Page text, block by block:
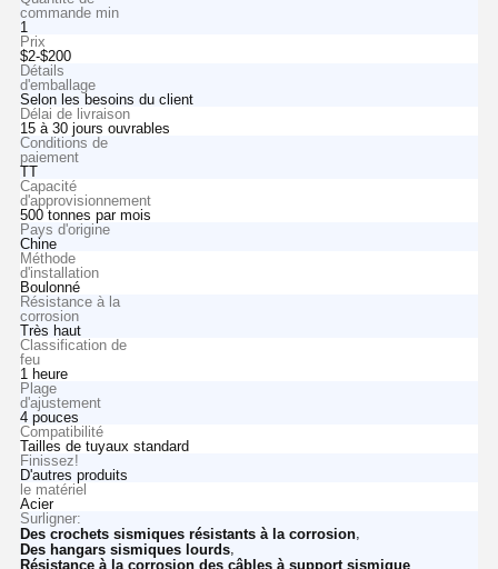
commande min
1
Prix
$2-$200
Détails
d'emballage
Selon les besoins du client
Délai de livraison
15 à 30 jours ouvrables
Conditions de
paiement
TT
Capacité
d'approvisionnement
500 tonnes par mois
Pays d'origine
Chine
Méthode
d'installation
Boulonné
Résistance à la
corrosion
Très haut
Classification de
feu
1 heure
Plage
d'ajustement
4 pouces
Compatibilité
Tailles de tuyaux standard
Finissez!
D'autres produits
le matériel
Acier
Surligner:
Des crochets sismiques résistants à la corrosion,
Des hangars sismiques lourds,
Résistance à la corrosion des câbles à support sismique